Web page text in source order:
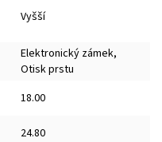
Vyšší
Elektronický zámek,
Otisk prstu
18.00
24.80